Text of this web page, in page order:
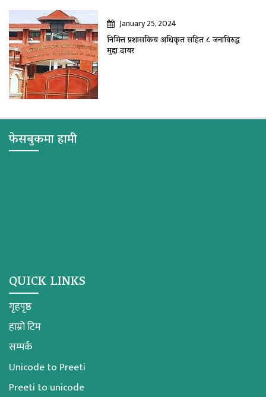
January 25, 2024
निमित्त प्रशासकिय अधिकृत सहित ८ जनाविरुद्ध
मुद्दा दायर
फेसबुकमा हामी
QUICK LINKS
गृहपृष्ठ
हाम्रो टिम
सम्पर्क
Unicode to Preeti
Preeti to unicode